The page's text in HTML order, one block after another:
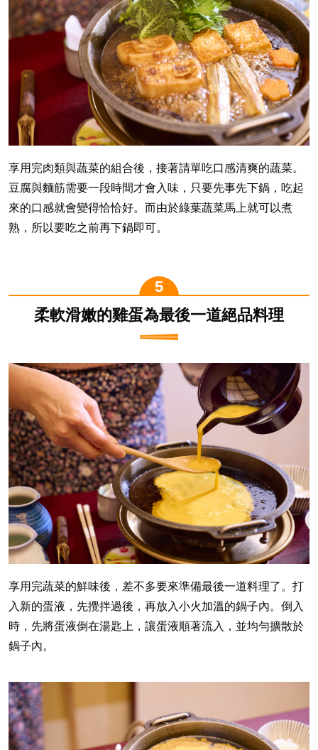
享用完肉類與蔬菜的組合後，接著請單吃口感清爽的蔬菜。
豆腐與麵筋需要一段時間才會入味，只要先事先下鍋，吃起
來的口感就會變得恰恰好。而由於綠葉蔬菜馬上就可以煮
熟，所以要吃之前再下鍋即可。
柔軟滑嫩的雞蛋為最後一道絕品料理
享用完蔬菜的鮮味後，差不多要來準備最後一道料理了。打
入新的蛋液，先攪拌過後，再放入小火加溫的鍋子內。倒入
時，先將蛋液倒在湯匙上，讓蛋液順著流入，並均勻擴散於
鍋子內。